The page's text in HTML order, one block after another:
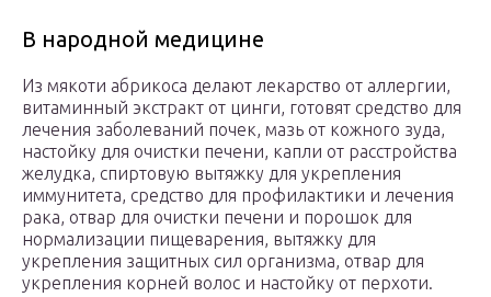
В народной медицине
Из мякоти абрикоса делают лекарство от аллергии,
витаминный экстракт от цинги, готовят средство для
лечения заболеваний почек, мазь от кожного зуда,
настойку для очистки печени, капли от расстройства
желудка, спиртовую вытяжку для укрепления
иммунитета, средство для профилактики и лечения
рака, отвар для очистки печени и порошок для
нормализации пищеварения, вытяжку для
укрепления защитных сил организма, отвар для
укрепления корней волос и настойку от перхоти.